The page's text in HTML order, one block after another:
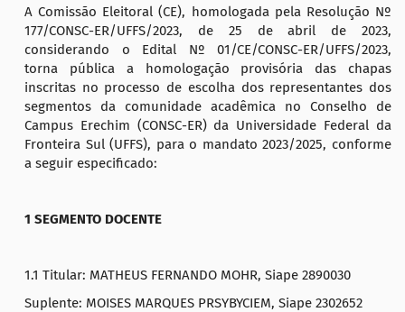
A Comissão Eleitoral (CE), homologada pela Resolução Nº
177/CONSC-ER/UFFS/2023, de 25 de abril de 2023,
considerando o Edital Nº 01/CE/CONSC-ER/UFFS/2023,
torna pública a homologação provisória das chapas
inscritas no processo de escolha dos representantes dos
segmentos da comunidade acadêmica no Conselho de
Campus Erechim (CONSC-ER) da Universidade Federal da
Fronteira Sul (UFFS), para o mandato 2023/2025, conforme
a seguir especificado:
1 SEGMENTO DOCENTE
1.1 Titular: MATHEUS FERNANDO MOHR, Siape 2890030
Suplente: MOISES MARQUES PRSYBYCIEM, Siape 2302652